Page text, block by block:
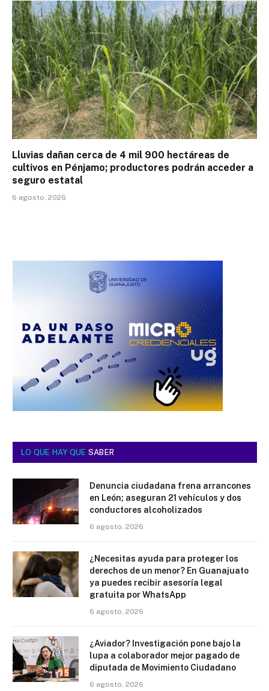
Lluvias dañan cerca de 4 mil 900 hectáreas de
cultivos en Pénjamo; productores podrán acceder a
seguro estatal
6 agosto, 2026
LO QUE HAY QUE SABER
Denuncia ciudadana frena arrancones
en León; aseguran 21 vehículos y dos
conductores alcoholizados
6 agosto, 2026
¿Necesitas ayuda para proteger los
derechos de un menor? En Guanajuato
ya puedes recibir asesoría legal
gratuita por WhatsApp
6 agosto, 2026
¿Aviador? Investigación pone bajo la
lupa a colaborador mejor pagado de
diputada de Movimiento Ciudadano
6 agosto, 2026